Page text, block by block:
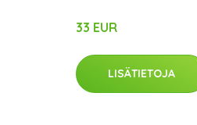
33 EUR
LISÄTIETOJA